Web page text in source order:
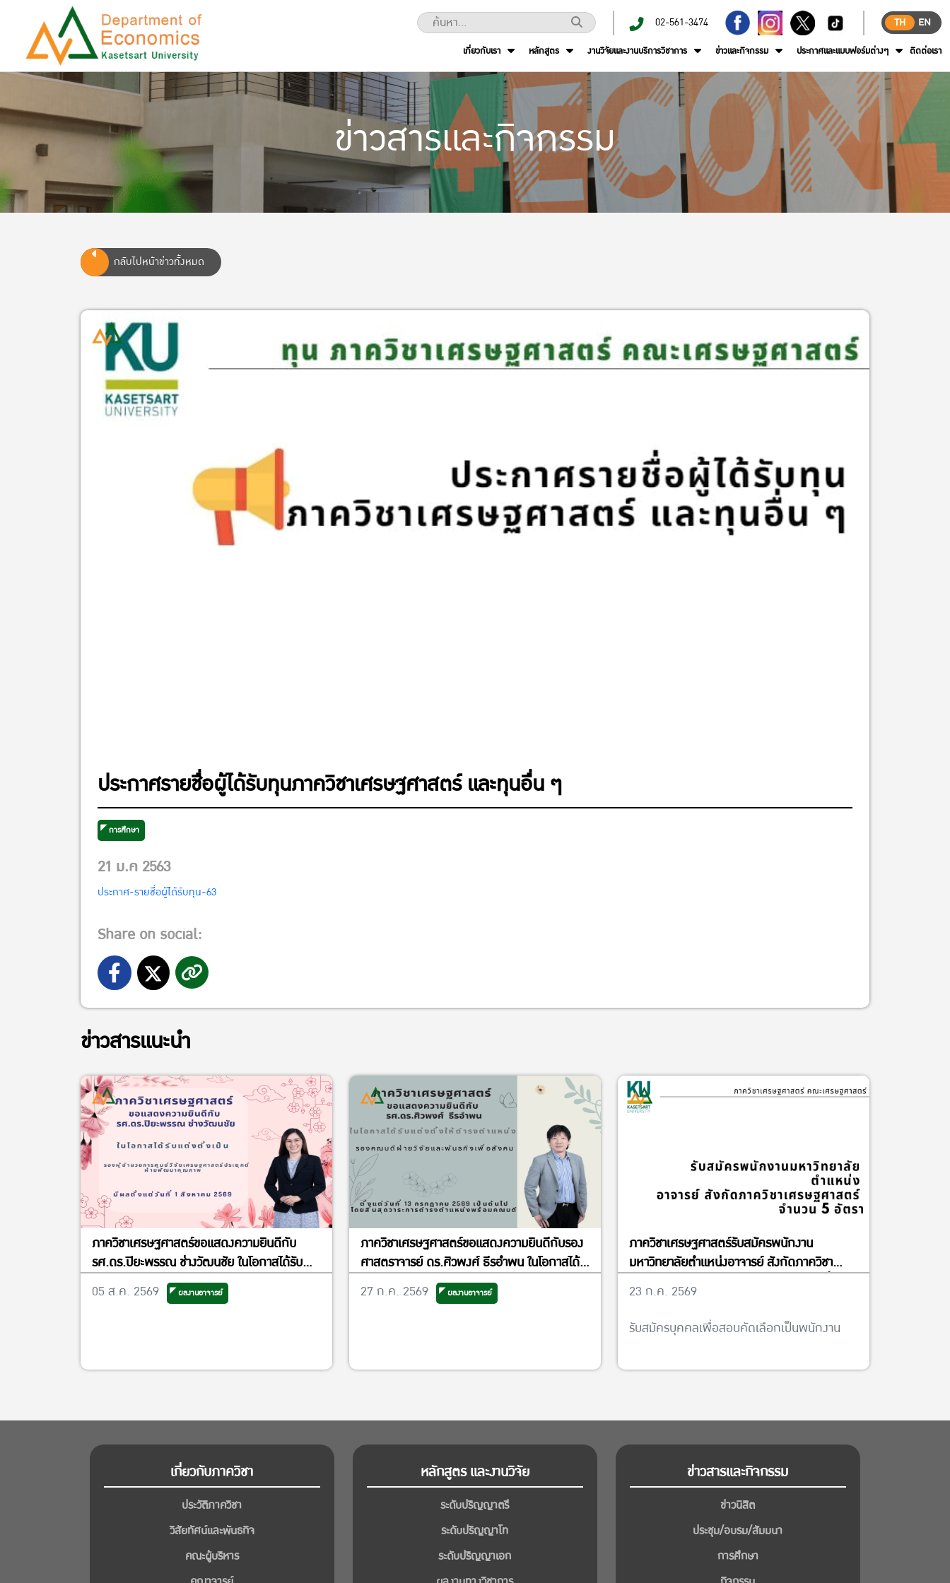
02-561-3474 TH
EN
เกี่ยวกับเรา
หลักสูตร งานวิจัยและงานบริการวิชาการ ข่าวและกิจกรรม ประกาศและแบบฟอร์มต่างๆ ติดต่อเรา
ข่าวสารและกิจกรรม
กลับไปหน้าข่าวทั้งหมด
ประกาศรายชื่อผู้ได้รับทุนภาควิชาเศรษฐศาสตร์ และทุนอื่น ๆ
การศึกษา
21 ม.ค 2563
ประกาศ-รายชื่อผู้ได้รับทุน-63
Share on social:
ข่าวสารแนะนำ
ภาควิชาเศรษฐศาสตร์ขอแสดงความยินดีกับ
รศ.ดร.ปิยะพรรณ ช่างวัฒนชัย ในโอกาสได้รับ
แต่งตั้งเป็นรองผู้อำนวยการศูนย์วิจัย
เศรษฐศาสตร์ประยุกต์ ฝ่ายพัฒนาคุณภาพ
05 ส.ค. 2569 ผลงานอาจารย์
ภาควิชาเศรษฐศาสตร์ขอแสดงความยินดีกับรอง
ศาสตราจารย์ ดร.ศิวพงศ์ ธีรอำพน ในโอกาสได้
รับแต่งตั้งให้ดำรงตำแหน่งรองคณบดีฝ่ายวิจัย
และพันธกิจเพื่อสังคม
27 ก.ค. 2569 ผลงานอาจารย์
ภาควิชาเศรษฐศาสตร์รับสมัครพนักงาน
มหาวิทยาลัยตำแหน่งอาจารย์ สังกัดภาควิชา
เศรษฐศาสตร์ จำนวน 5 อัตรา ได้ตั้งแต่บัดนี้จนถึง
วันที่ 13 พฤศจิกายน พ.ศ. 2569
23 ก.ค. 2569
รับสมัครบุคคลเพื่อสอบคัดเลือกเป็นพนักงาน
เกี่ยวกับภาควิชา
ประวัติภาควิชา
วิสัยทัศน์และพันธกิจ
คณะผู้บริหาร
หลักสูตร และงานวิจัย
ระดับปริญญาตรี
ระดับปริญญาโท
ระดับปริญญาเอก
ข่าวสารและกิจกรรม
ข่าวนิสิต
ประชุม/อบรม/สัมมนา
การศึกษา